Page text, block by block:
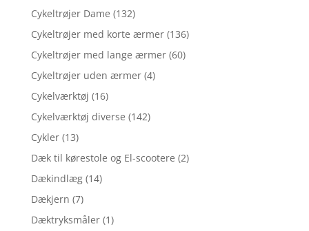
Cykeltrøjer Dame (132)
Cykeltrøjer med korte ærmer (136)
Cykeltrøjer med lange ærmer (60)
Cykeltrøjer uden ærmer (4)
Cykelværktøj (16)
Cykelværktøj diverse (142)
Cykler (13)
Dæk til kørestole og El-scootere (2)
Dækindlæg (14)
Dækjern (7)
Dæktryksmåler (1)